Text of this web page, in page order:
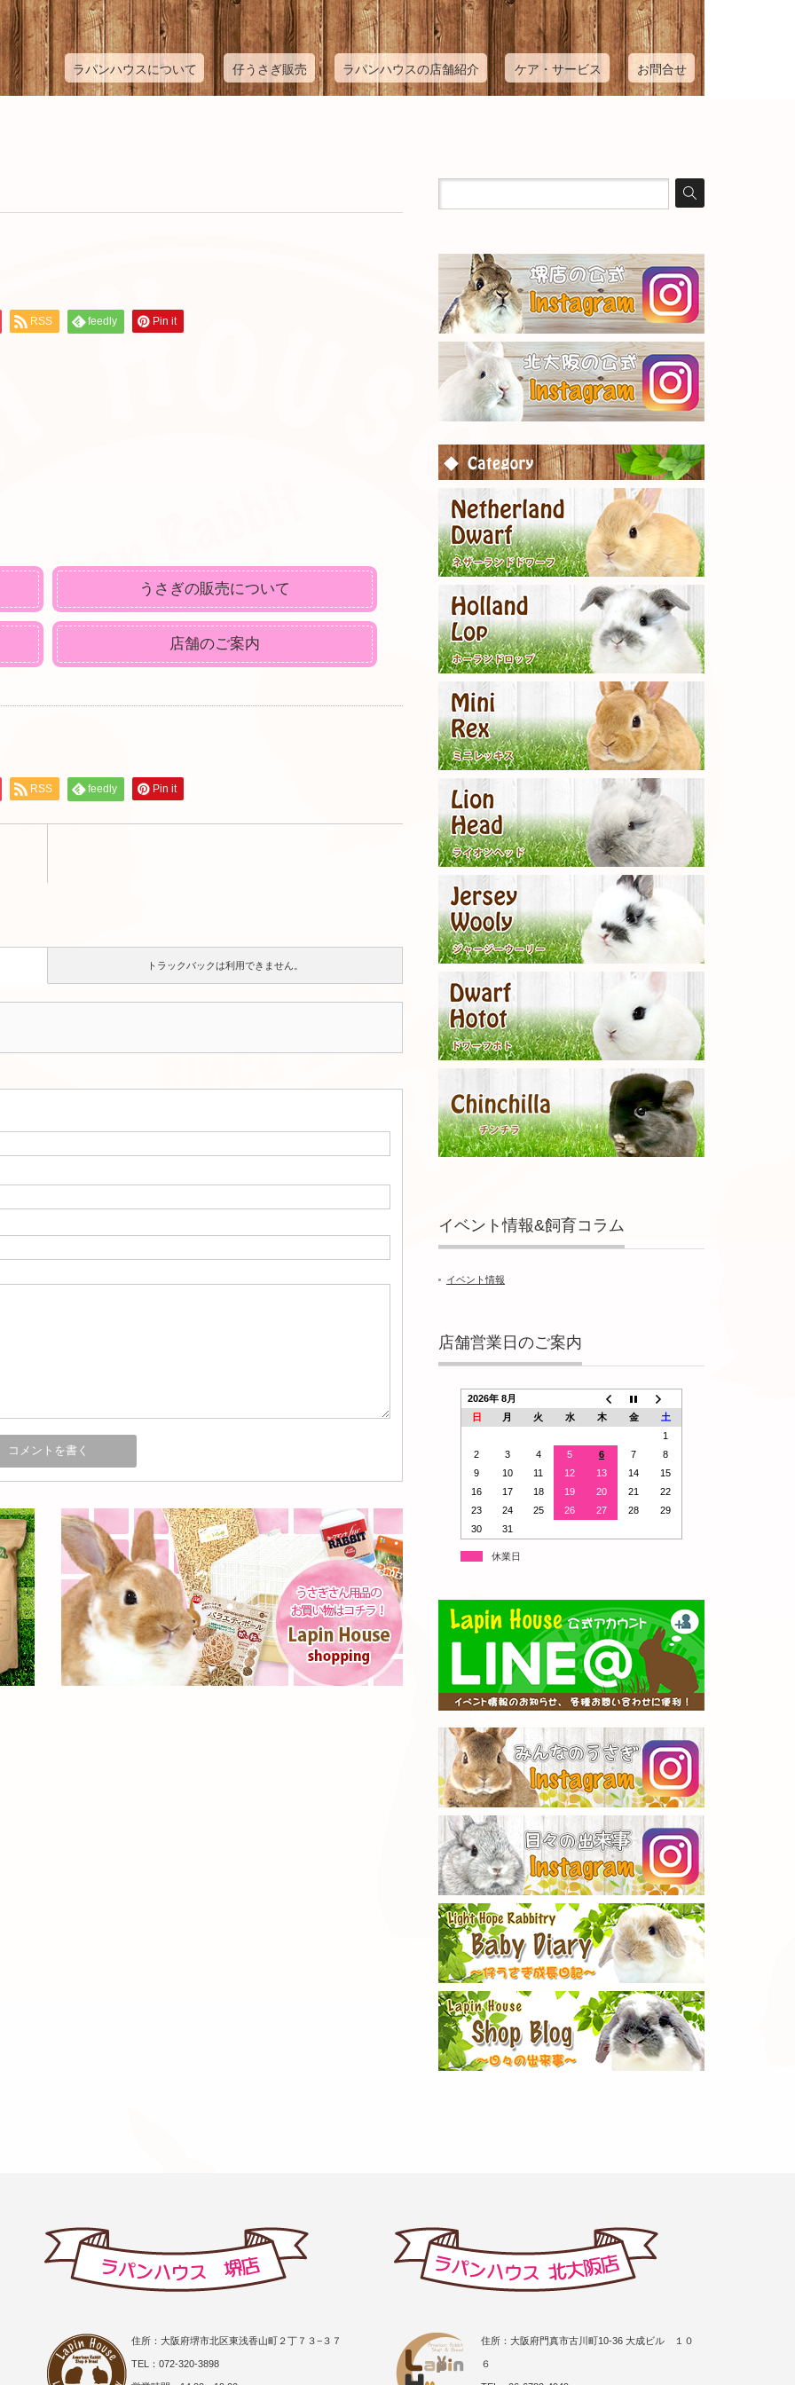
ラパンハウスについて 仔うさぎ販売 ラパンハウスの店舗紹介 ケア・サービス お問合せ
RSS feedly Pin it
うさぎの販売について
店舗のご案内
RSS feedly Pin it
トラックバックは利用できません。
イベント情報&飼育コラム
イベント情報
店舗営業日のご案内
2026年 8月
日
月 火 水 木 金
土
1
2
3 4 5 6 7
8
9
10 11 12 13 14
15
16
17 18 19 20 21
22
23
24 25 26 27 28
29
30
31
休業日
住所：大阪府堺市北区東浅香山町２丁７３−３７
TEL：072-320-3898
住所：大阪府門真市古川町10-36 大成ビル １０
６